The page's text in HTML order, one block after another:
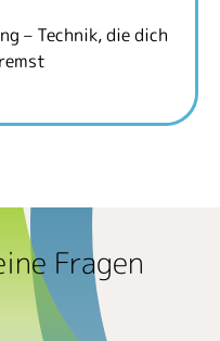
– Technik, die dich
Fragen